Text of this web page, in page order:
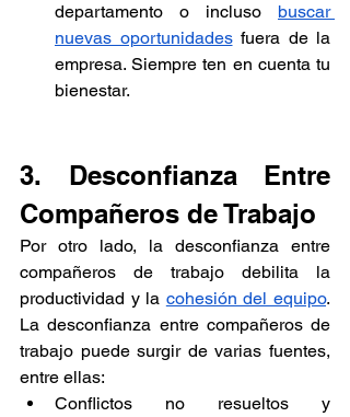
departamento o incluso buscar
nuevas oportunidades fuera de la
empresa. Siempre ten en cuenta tu
bienestar.
3. Desconfianza Entre
Compañeros de Trabajo
Por otro lado, la desconfianza entre
compañeros de trabajo debilita la
productividad y la cohesión del equipo.
La desconfianza entre compañeros de
trabajo puede surgir de varias fuentes,
entre ellas:
Conflictos no resueltos y